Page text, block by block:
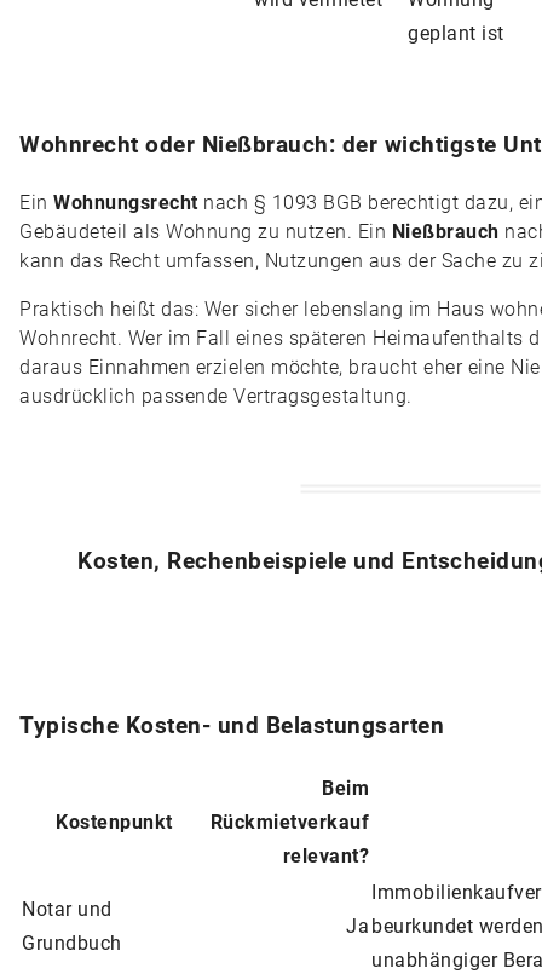
geplant ist
Wohnrecht oder Nießbrauch: der wichtigste
Ein Wohnungsrecht nach § 1093 BGB berechtigt dazu,
Gebäudeteil als Wohnung zu nutzen. Ein Nießbrauch
kann das Recht umfassen, Nutzungen aus der Sache zu
Praktisch heißt das: Wer sicher lebenslang im Haus
Wohnrecht. Wer im Fall eines späteren Heimaufenthalts
daraus Einnahmen erzielen möchte, braucht eher eine
ausdrücklich passende Vertragsgestaltung.
Kosten, Rechenbeispiele und
Typische Kosten- und Belastungsarten
Kostenpunkt
Beim
Rückmietverkauf
relevant?
Notar und
Grundbuch
Ja beurkundet
unabhängiger